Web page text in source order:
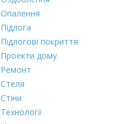
Опалення
Підлога
Підлогові покриття
Проекти дому
Ремонт
Стеля
Стіни
Технології